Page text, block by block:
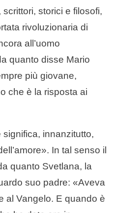
storici e filosofi,
rivoluzionaria di
all’uomo
quanto disse Mario
più giovane,
che è la risposta ai
innanzitutto,
In tal senso il
quanto Svetlana, la
suo padre: «Aveva
al Vangelo. E quando è